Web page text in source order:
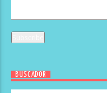
BUSCADOR